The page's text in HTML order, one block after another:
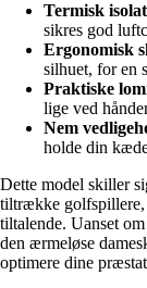
Termisk
sikres god
Ergonomisk
silhuet, for en
Praktiske
lige ved
Nem
holde din
Dette model skiller
tiltrække golfspillere,
tiltalende. Uanset
den ærmeløse
optimere dine